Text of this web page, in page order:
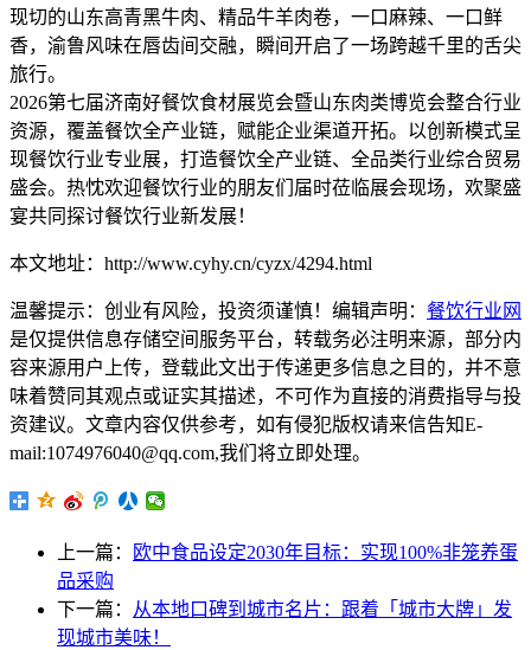
现切的山东高青黑牛肉、精品牛羊肉卷，一口麻辣、一口鲜
香，渝鲁风味在唇齿间交融，瞬间开启了一场跨越千里的舌尖
旅行。
2026第七届济南好餐饮食材展览会暨山东肉类博览会整合行业
资源，覆盖餐饮全产业链，赋能企业渠道开拓。以创新模式呈
现餐饮行业专业展，打造餐饮全产业链、全品类行业综合贸易
盛会。热忱欢迎餐饮行业的朋友们届时莅临展会现场，欢聚盛
宴共同探讨餐饮行业新发展！
本文地址：http://www.cyhy.cn/cyzx/4294.html
温馨提示：创业有风险，投资须谨慎！编辑声明： 餐饮行业网
是仅提供信息存储空间服务平台，转载务必注明来源，部分内
容来源用户上传，登载此文出于传递更多信息之目的，并不意
味着赞同其观点或证实其描述，不可作为直接的消费指导与投
资建议。文章内容仅供参考，如有侵犯版权请来信告知E-
mail:1074976040@qq.com,我们将立即处理。
上一篇：
欧中食品设定2030年目标：实现100%非笼养蛋
品采购
下一篇： 从本地口碑到城市名片：跟着「城市大牌」发
现城市美味！